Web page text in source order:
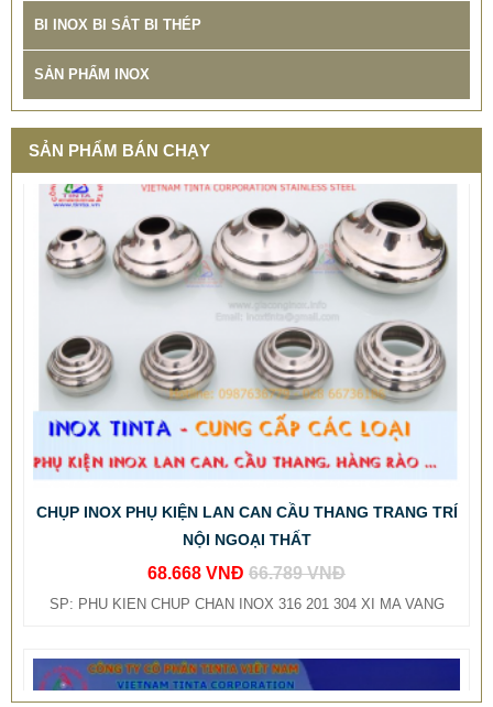
BI INOX BI SẮT BI THÉP
SẢN PHẨM INOX
SẢN PHẨM BÁN CHẠY
78.999 VNĐ79.900 VNĐ
SP: XUONG GIA CONG BON CONG NGHIEP INOX TINTA
NỘI NGOẠI THẤT
68.668 VNĐ66.789 VNĐ
SP: PHU KIEN CHUP CHAN INOX 316 201 304 XI MA VANG